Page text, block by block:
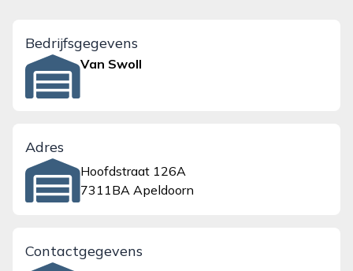
Bedrijfsgegevens
Van Swoll
Adres
Hoofdstraat 126A
7311BA Apeldoorn
Contactgegevens